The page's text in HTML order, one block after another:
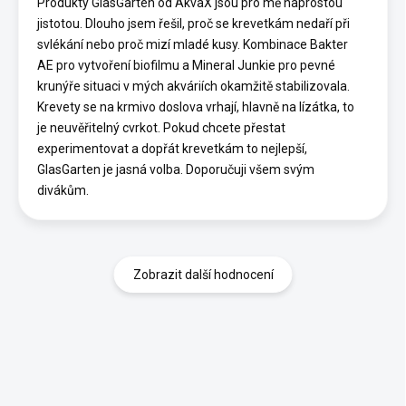
jistotou. Dlouho jsem řešil, proč se krevetkám nedaří při
svlékání nebo proč mizí mladé kusy. Kombinace Bakter
AE pro vytvoření biofilmu a Mineral Junkie pro pevné
krunýře situaci v mých akváriích okamžitě stabilizovala.
Krevety se na krmivo doslova vrhají, hlavně na lízátka, to
je neuvěřitelný cvrkot. Pokud chcete přestat
experimentovat a dopřát krevetkám to nejlepší,
GlasGarten je jasná volba. Doporučuji všem svým
divákům.
Zobrazit další hodnocení